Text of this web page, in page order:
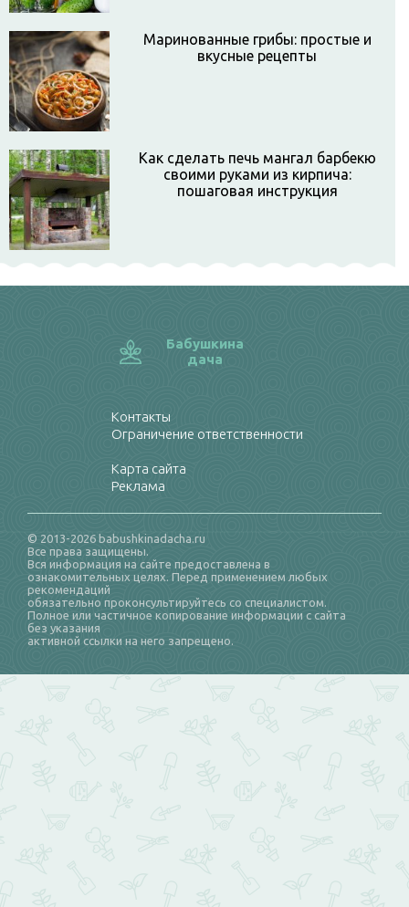
Маринованные грибы: простые и
вкусные рецепты
Как сделать печь мангал барбекю
своими руками из кирпича:
пошаговая инструкция
Бабушкина
дача
Контакты
Ограничение ответственности
Карта сайта
Реклама
© 2013-2026 babushkinadacha.ru
Все права защищены.
Вся информация на сайте предоставлена в
ознакомительных целях. Перед применением любых
рекомендаций
обязательно проконсультируйтесь со специалистом.
Полное или частичное копирование информации с сайта
без указания
активной ссылки на него запрещено.